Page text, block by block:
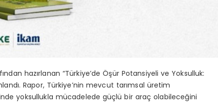
hazırlanan “Türkiye’de Öşür Potansiyeli ve Yoksulluk:
Rapor, Türkiye’nin mevcut tarımsal üretim
yoksullukla mücadelede güçlü bir araç olabileceğini